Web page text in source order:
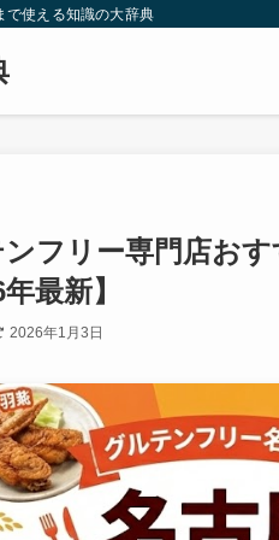
で使える知識の大辞典
フリー専門店お
最新】
2026年1月3日